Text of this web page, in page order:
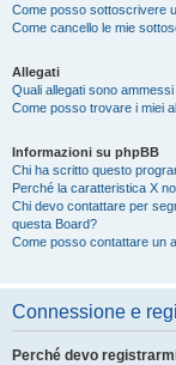
Come posso sottoscrivere
Come cancello le mie
Allegati
Quali allegati sono
Come posso trovare i miei
Informazioni su phpBB
Chi ha scritto questo
Perché la caratteristica X
Chi devo contattare per
questa Board?
Come posso contattare un
Connessione e
Perché devo